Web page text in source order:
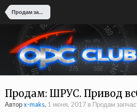
Продам запчасти
Продам: ШРУС. Привод
Авторx-maks, 1 июня, 2017 в Продам